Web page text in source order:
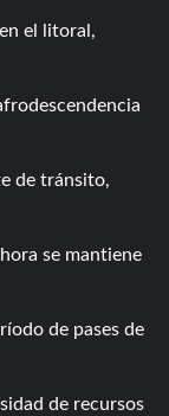
el litoral,
de tránsito,
se mantiene
de pases de
de recursos